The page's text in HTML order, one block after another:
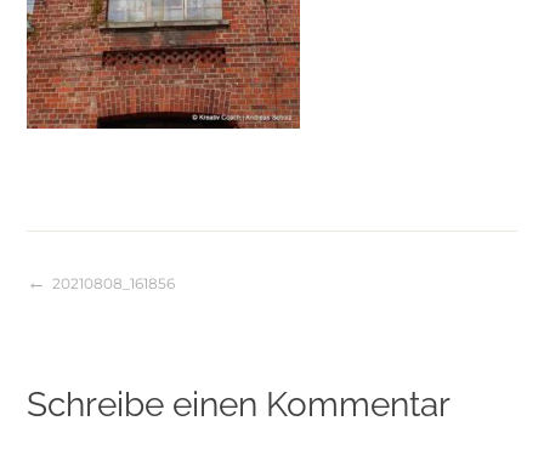
Beitragsnavigation
20210808_161856
Schreibe einen Kommentar